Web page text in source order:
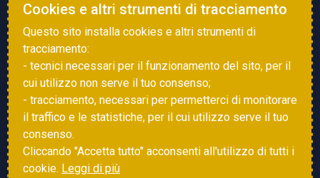
ATTIVITÀ ED EVENTI
Squadre di Calcio
Associazione Sammarinese Arbitri
Vota gol e parata
Cookies e altri strumenti di tracciamento
Questo sito installa cookies e altri strumenti di
tracciamento:
- tecnici necessari per il funzionamento del sito, per il
cui utilizzo non serve il tuo consenso;
- tracciamento, necessari per permetterci di monitorare
il traffico e le statistiche, per il cui utilizzo serve il tuo
consenso.
Cliccando "Accetta tutto" acconsenti all'utilizzo di tutti i
cookie. Leggi di più